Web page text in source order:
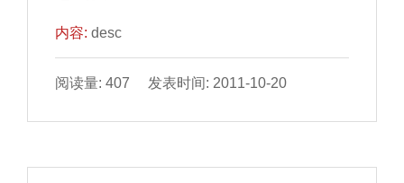
内容:desc
阅读量: 407 发表时间: 2011-10-20